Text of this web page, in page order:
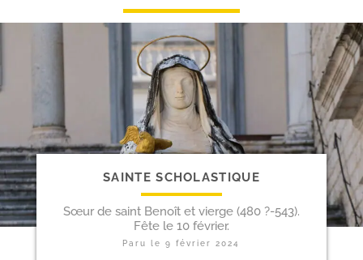
SAINTE SCHOLASTIQUE
Sœur de saint Benoît et vierge (480 ?-543).
Fête le 10 février.
Paru le9 février 2024